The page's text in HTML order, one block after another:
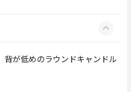
背が低めのラウンドキャンドル